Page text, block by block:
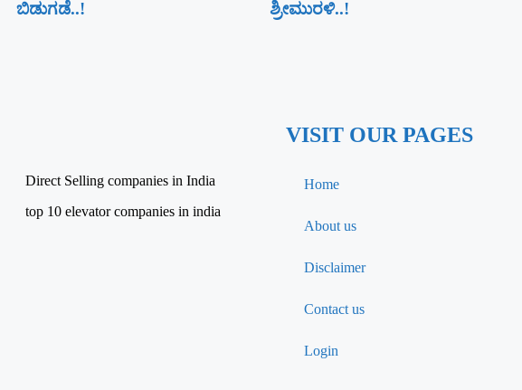
ಬಿಡುಗಡೆ..!
ಶ್ರೀಮುರಳಿ..!
Direct Selling companies in India
top 10 elevator companies in india
VISIT OUR PAGES
Home
About us
Disclaimer
Contact us
Login